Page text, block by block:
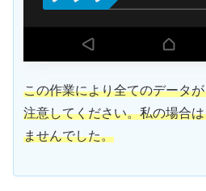
この作業により全てのデータ
注意してください。私の場合
ませんでした。